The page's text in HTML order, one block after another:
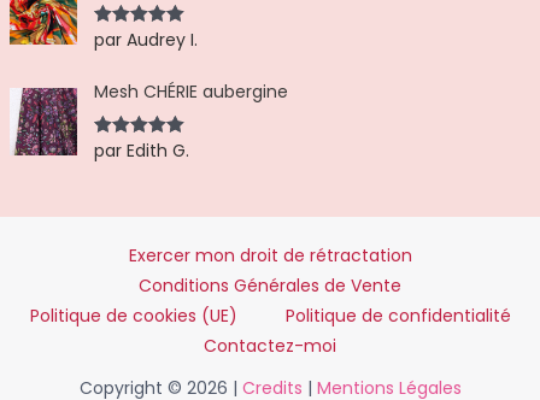
Note5sur
5
par Audrey I.
Mesh CHÉRIE aubergine
Note5sur
5
par Edith G.
Exercer mon droit de rétractation
Conditions Générales de Vente
Politique de cookies (UE)
Politique de confidentialité
Contactez-moi
Copyright © 2026 | Credits | Mentions Légales